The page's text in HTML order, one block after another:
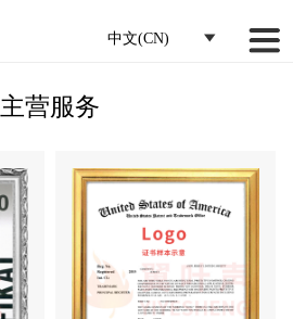
中文(CN)
主营服务